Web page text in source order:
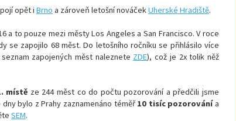
opět i Brno a zároveň letošní nováčekUherské Hradiště.
a to pouze mezi městy Los Angeles a San Francisco. V roce
se zapojilo 68měst. Do letošního ročníku se přihlásilo více
zapojených měst naleznete ZDE), což je 2x tolik něž
místě ze 244 měst co do počtu pozorování a předčili jsme
bylo z Prahy zaznamenáno téměř10 tisíc pozorovánía
SEM.